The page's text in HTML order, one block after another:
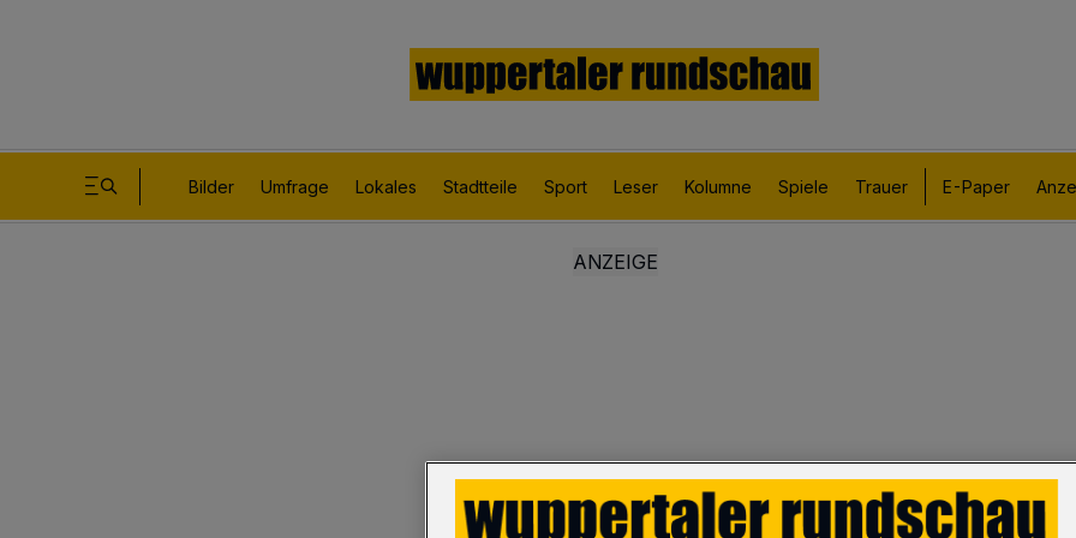
Bilder Umfrage Lokales Stadtteile Sport Leser Kolumne Spiele Trauer E-Paper